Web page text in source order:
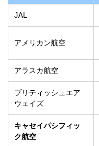
JAL
アメリカン航空
アラスカ航空
ブリティッシュエア
ウェイズ
キャセイパシフィッ
ク航空